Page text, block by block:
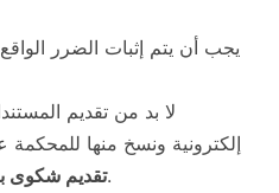
يجب أن يتم إثبات الضرر
لا بد من تقديم
إلكترونية ونسخ منها
تقديم شكوى.